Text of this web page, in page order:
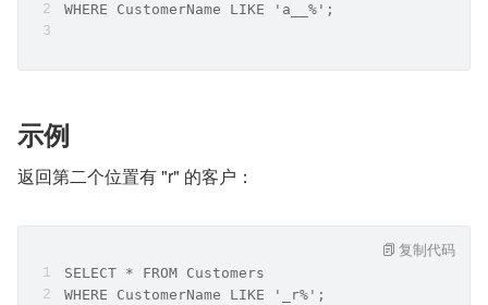
WHERE CustomerName LIKE 'a__%';
示例
返回第二个位置有 "r" 的客户：
SELECT * FROM Customers
WHERE CustomerName LIKE '_r%';
复制代码